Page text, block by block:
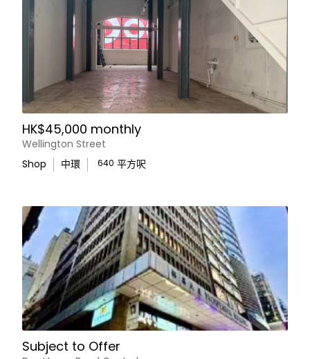
HK$45,000 monthly
Wellington Street
Shop
中環 640 平方呎
Subject to Offer